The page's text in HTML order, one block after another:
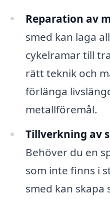
Reparation av
smed kan laga
cykelramar till
rätt teknik och
förlänga
metallföremål.
Tillverkning av
Behöver du en
som inte finns i
smed kan skapa